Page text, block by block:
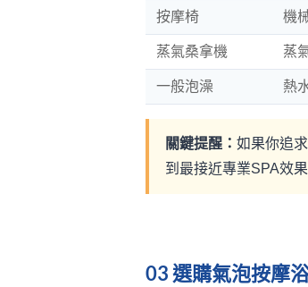
按摩椅 機
蒸氣桑拿機 蒸
一般泡澡 熱
關鍵提醒： 如果你追
到最接近專業SPA效
03 選購氣泡按摩